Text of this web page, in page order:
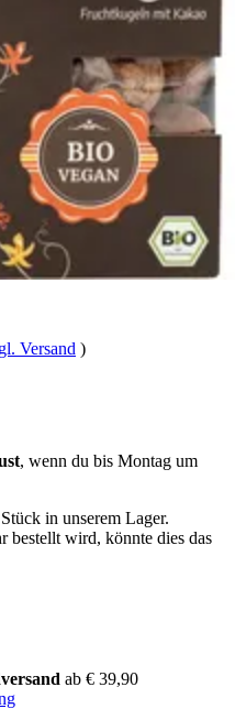
Versand )
, wenn du bis Montag um
in unserem Lager.
bestellt wird, könnte dies das
ab € 39,90